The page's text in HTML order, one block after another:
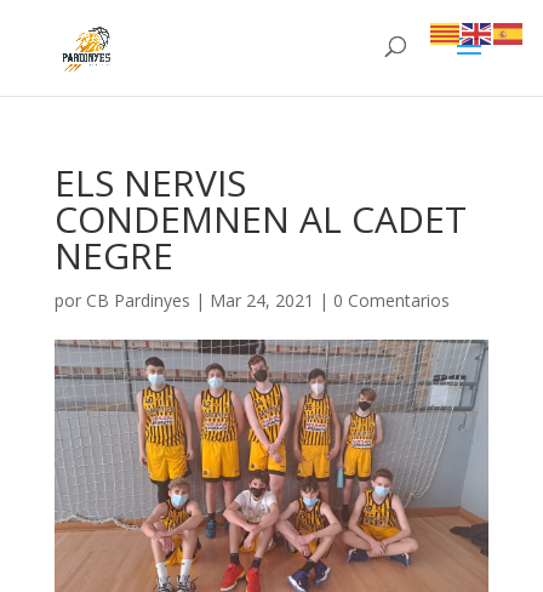
ELS NERVIS
CONDEMNEN AL CADET
NEGRE
por CB Pardinyes | Mar 24, 2021 | 0 Comentarios